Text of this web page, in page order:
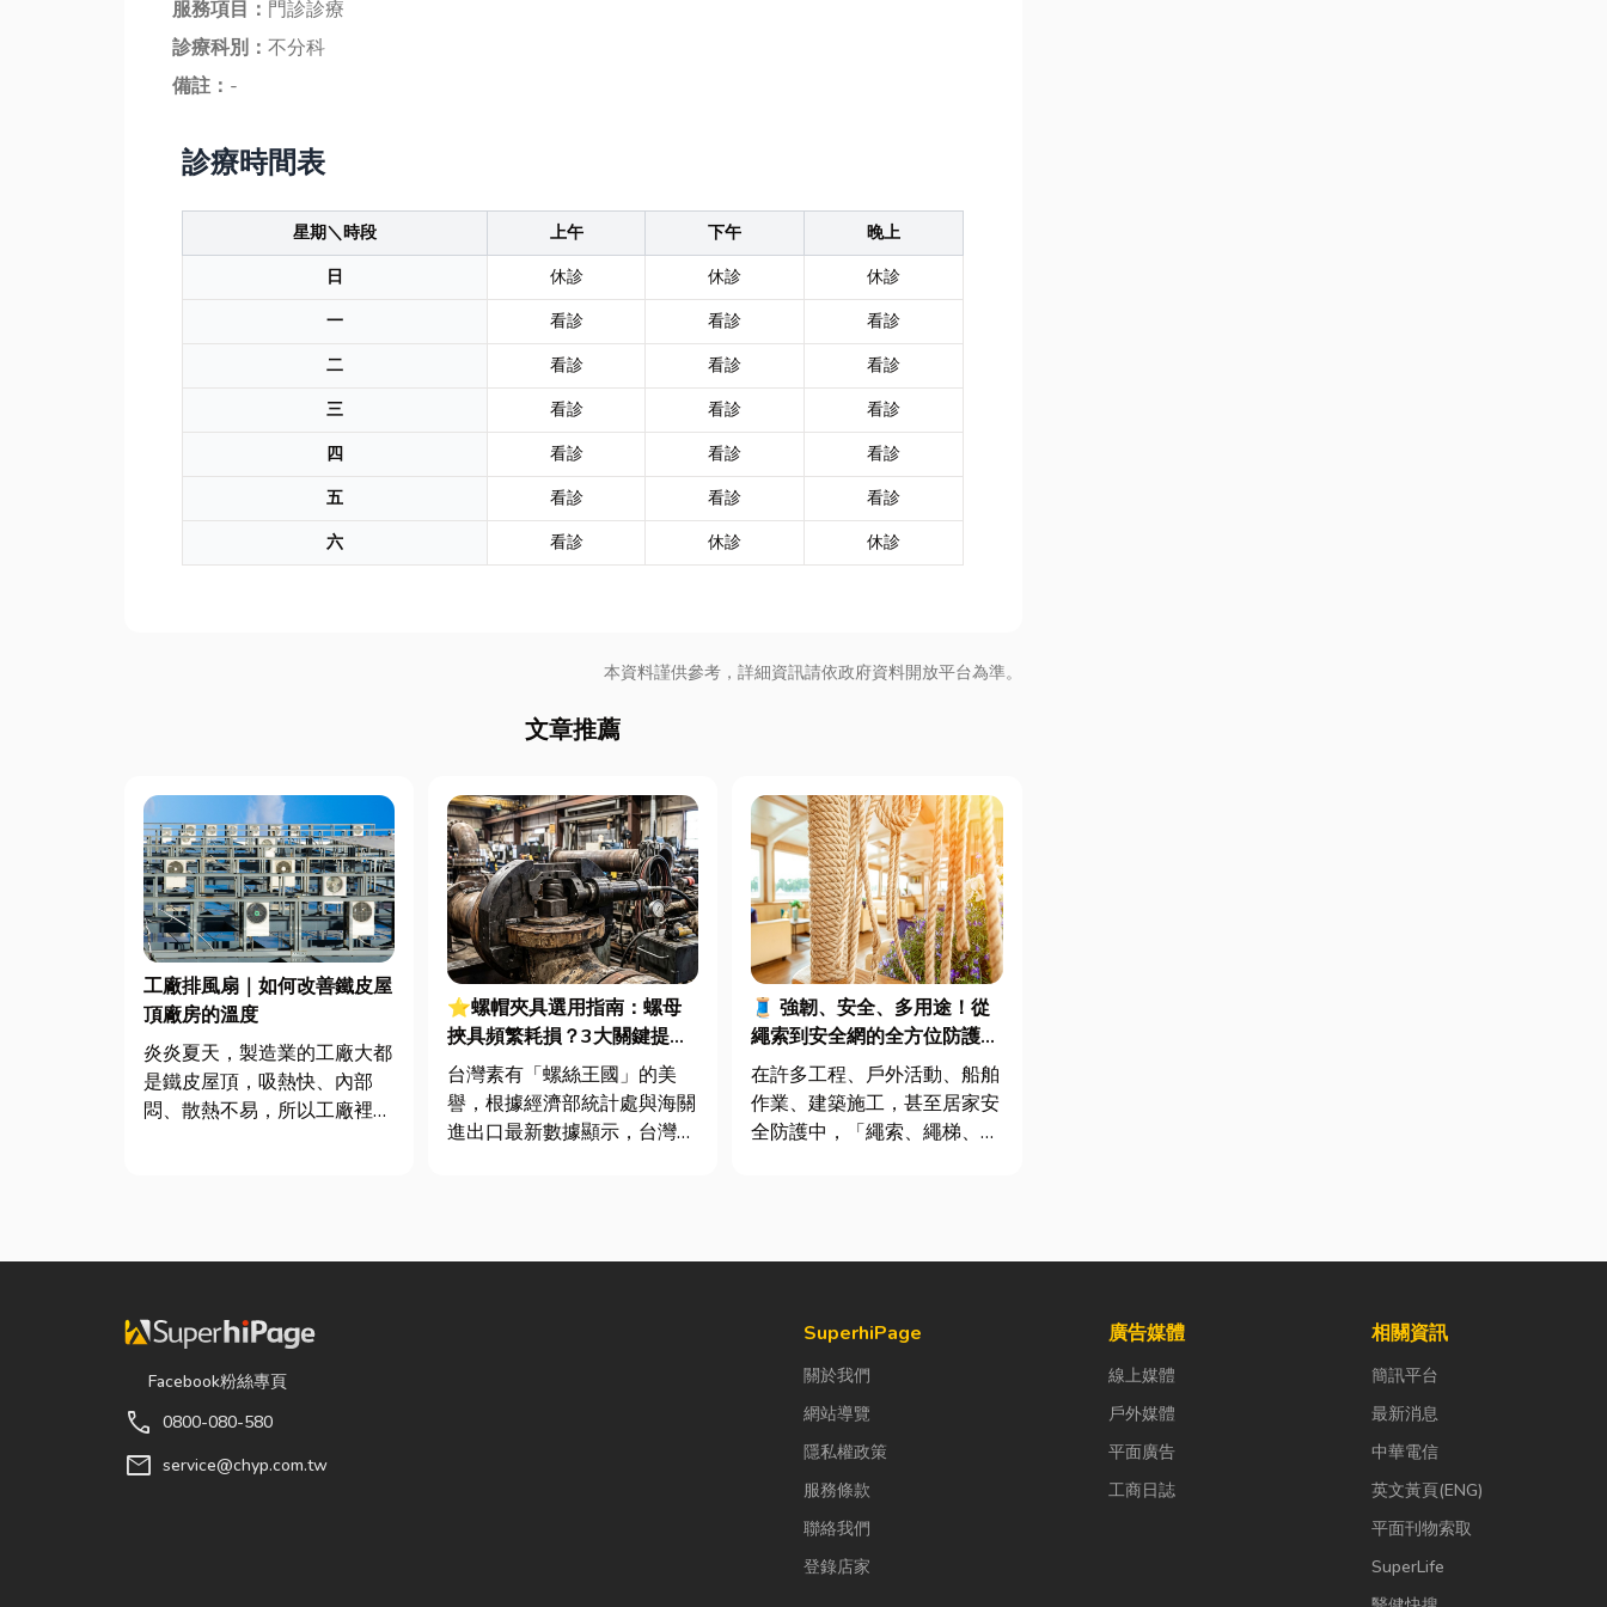
服務項目： 門診診療
診療科別： 不分科
備註： -
診療時間表
星期＼時段 上午 下午
晚上
日
休診 休診
休診
一
看診 看診
看診
二
看診 看診
看診
三
看診 看診
看診
四
看診 看診
看診
五
看診 看診
看診
六
看診 休診 休診
本資料謹供參考，詳細資訊請依政府資料開放平台為準。
文章推薦
工廠排風扇｜如何改善鐵皮屋
頂廠房的溫度
炎炎夏天，製造業的工廠大都
是鐵皮屋頂，吸熱快、內部
悶、散熱不易，所以工廠裡的
⭐螺帽夾具選用指南：螺母
挾具頻繁耗損？3大關鍵提升
扣件成型良率與壽命
台灣素有「螺絲王國」的美
譽，根據經濟部統計處與海關
進出口最新數據顯示，台灣扣
🧵 強韌、安全、多用途！從
繩索到安全網的全方位防護應
用指南
在許多工程、戶外活動、船舶
作業、建築施工，甚至居家安
全防護中，「繩索、繩梯、安
具備高強...
Facebook粉絲專頁
call 0800-080-580
mail service@chyp.com.tw
SuperhiPage
關於我們
網站導覽
隱私權政策
服務條款
聯絡我們
登錄店家
廣告媒體
線上媒體
戶外媒體
平面廣告
工商日誌
相關資訊
簡訊平台
最新消息
中華電信
英文黃頁(ENG)
平面刊物索取
SuperLife